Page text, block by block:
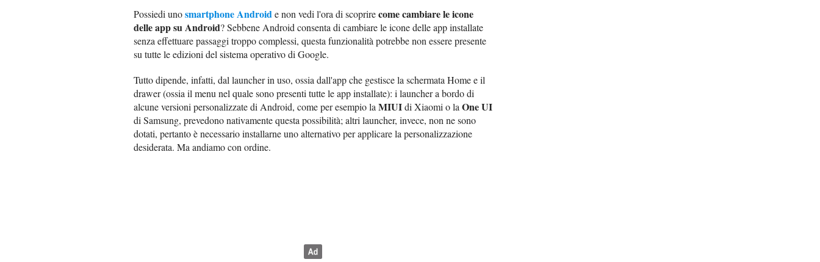
Possiedi unosmartphone Androide non vedi l'ora di scoprirecome cambiare le icone
delle app su Android? Sebbene Android consenta di cambiare le icone delle app installate
senza effettuare passaggi troppo complessi, questa funzionalità potrebbe non essere presente
su tutte le edizioni del sistema operativo di Google.
Tutto dipende, infatti, dal launcher in uso, ossia dall'app che gestisce la schermata Home e il
drawer (ossia il menu nel quale sono presenti tutte le app installate): i launcher a bordo di
alcune versioni personalizzate di Android, come per esempio laMIUIdi Xiaomi o laOne UI
di Samsung, prevedono nativamente questa possibilità; altri launcher, invece, non ne sono
dotati, pertanto è necessario installarne uno alternativo per applicare la personalizzazione
desiderata. Ma andiamo con ordine.